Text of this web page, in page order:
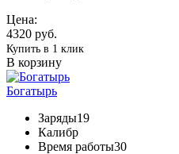
Цена:
4320 руб.
Купить в 1 клик
В корзину
Богатырь
Заряды19
Калибр
Время работы30